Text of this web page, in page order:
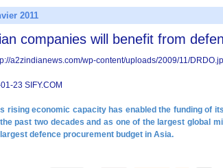
2011
companies will benefit from
23 SIFY.COM
rising economic capacity has enabled the funding of
past two decades and as one of the largest global
defence procurement budget in Asia.